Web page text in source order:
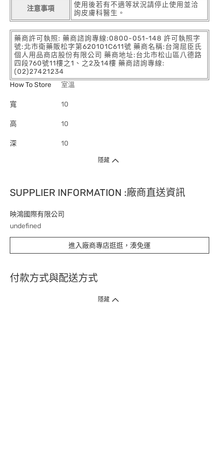
注意事項
使用後若有不適等狀況請停止使用並洽
詢皮膚科醫生。
藥商許可執照: 藥商諮詢專線:0800-051-148 許可執照字
號:北市衛藥販松字第620101C611號 藥商名稱:台灣屈臣氏
個人用品商店股份有限公司 藥商地址:台北市松山區八德路
四段760號11樓之1、之2及14樓 藥商諮詢專線:
(02)27421234
How To Store
室溫
寬 10
高 10
深 10
隱藏
SUPPLIER INFORMATION :廠商直送資訊
映鴻國際有限公司
undefined
進入廠商專店逛逛，湊免運
付款方式與配送方式
隱藏